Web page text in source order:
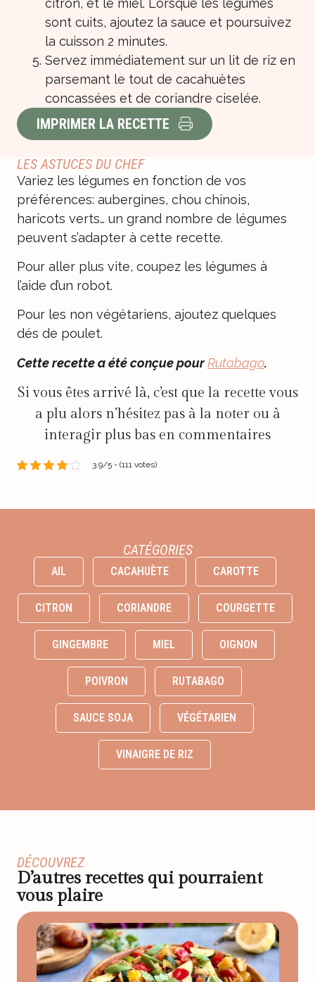
sont cuits, ajoutez la sauce et poursuivez
la cuisson 2 minutes.
Servez immédiatement sur un lit de riz en
parsemant le tout de cacahuètes
concassées et de coriandre ciselée.
IMPRIMER LA RECETTE
LES ASTUCES DU CHEF
Variez les légumes en fonction de vos
préférences: aubergines, chou chinois,
haricots verts… un grand nombre de légumes
peuvent s’adapter à cette recette.
Pour aller plus vite, coupez les légumes à
l’aide d’un robot.
Pour les non végétariens, ajoutez quelques
dés de poulet.
Cette recette a été conçue pourRutabago.
Si vous êtes arrivé là, c’est que la recette vous
a plu alors n’hésitez pas à la noter ou à
interagir plus bas en commentaires
3.9/5 - (111 votes)
CATÉGORIES
AIL CACAHUÈTE CAROTTE
CITRON CORIANDRE COURGETTE
GINGEMBRE MIEL OIGNON
POIVRON RUTABAGO
SAUCE SOJA VÉGÉTARIEN
VINAIGRE DE RIZ
DÉCOUVREZ
D’autres recettes qui pourraient
vous plaire